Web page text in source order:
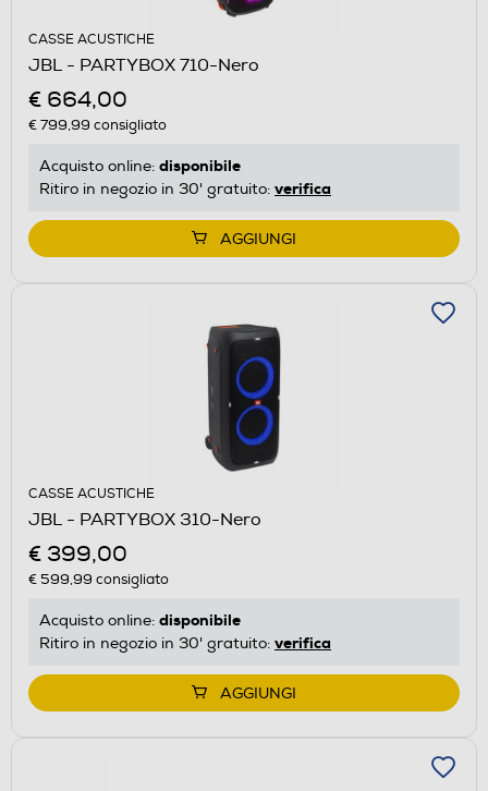
CASSE ACUSTICHE
JBL - PARTYBOX 710-Nero
€ 664,00
€ 799,99 consigliato
Acquisto online: disponibile
Ritiro in negozio in 30' gratuito: verifica
AGGIUNGI
CASSE ACUSTICHE
JBL - PARTYBOX 310-Nero
€ 399,00
€ 599,99 consigliato
Acquisto online: disponibile
Ritiro in negozio in 30' gratuito: verifica
AGGIUNGI